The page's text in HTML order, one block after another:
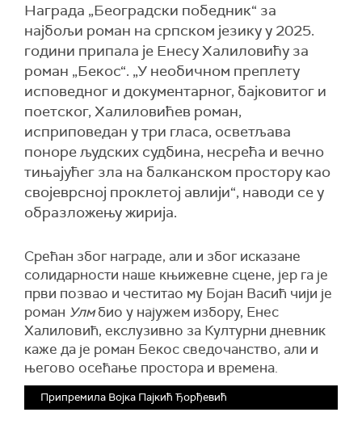
Награда „Београдски победник“ за
најбољи роман на српском језику у 2025.
години припала је Енесу Халиловићу за
роман „Бекос“. „У необичном преплету
исповедног и документарног, бајковитог и
поетског, Халиловићев роман,
исприповедан у три гласа, осветљава
поноре људских судбина, несрећа и вечно
тињајућег зла на балканском простору као
својеврсној проклетој авлији“, наводи се у
образложењу жирија.
Срећан због награде, али и због исказане
солидарности наше књижевне сцене, јер га је
први позвао и честитао му Бојан Васић чији је
роман Улмбио у најужем избору, Енес
Халиловић, екслузивно за Културни дневник
каже да је роман Бекос сведочанство, али и
његово осећање простора и времена.
Припремила Војка Пајкић Ђорђевић